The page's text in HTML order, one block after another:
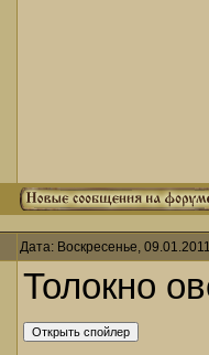
Дата: Воскресенье,
Толокно